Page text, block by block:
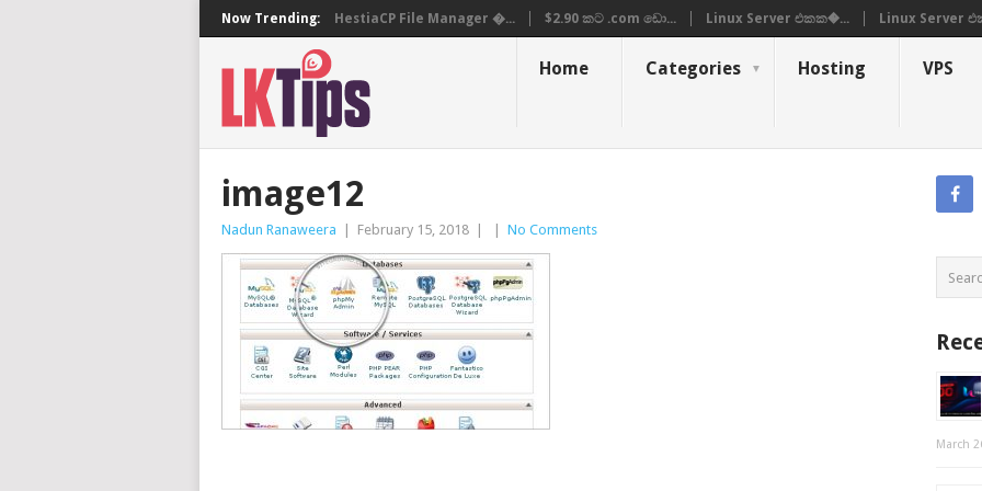
Now Trending: HestiaCP File Manager �... $2.90 කට .com ඩො... Linux Server එකක�... Linux Server
Home Categories Hosting VPS
image12
Nadun Ranaweera February 15, 2018 No Comments
March